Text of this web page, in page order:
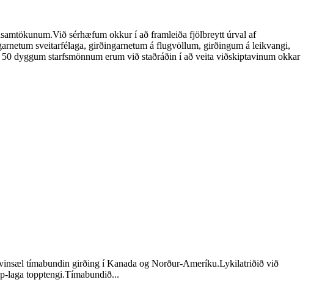
sérhæfum okkur í að framleiða fjölbreytt úrval af
sveitarfélaga, girðingarnetum á flugvöllum, girðingum á leikvangi,
dyggum starfsmönnum erum við staðráðin í að veita viðskiptavinum okkar
tímabundin girðing í Kanada og Norður-Ameríku.Lykilatriðið við
laga topptengi.Tímabundið...